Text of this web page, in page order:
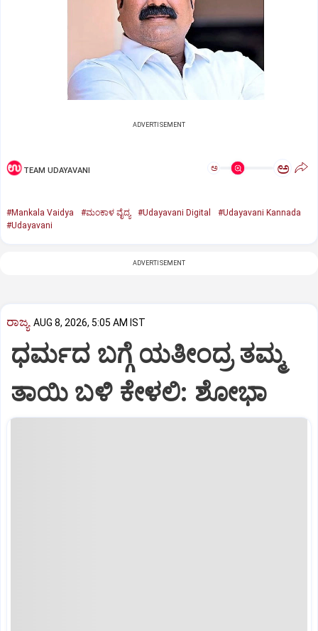
ADVERTISEMENT
TEAM UDAYAVANI ಅ ಅ
#Mankala Vaidya #ಮಂಕಾಳ ವೈದ್ಯ #Udayavani Digital
#Udayavani Kannada
#Udayavani
ADVERTISEMENT
ರಾಜ್ಯ AUG 8, 2026, 5:05 AM IST
ಧರ್ಮದ ಬಗ್ಗೆ ಯತೀಂದ್ರ ತಮ್ಮ
ತಾಯಿ ಬಳಿ ಕೇಳಲಿ: ಶೋಭಾ